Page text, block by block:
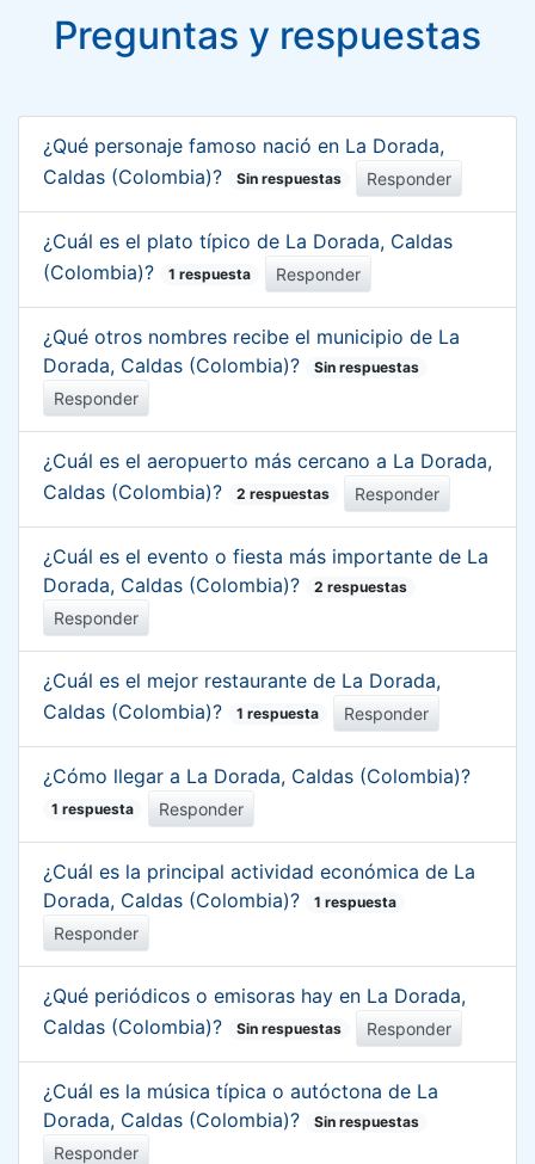
Preguntas y respuestas
¿Qué personaje famoso nació en La Dorada,
Caldas (Colombia)?
Sin respuestas Responder
¿Cuál es el plato típico de La Dorada, Caldas
(Colombia)?
1 respuesta Responder
¿Qué otros nombres recibe el municipio de La
Dorada, Caldas (Colombia)?
Sin respuestas
Responder
¿Cuál es el aeropuerto más cercano a La Dorada,
Caldas (Colombia)?
2 respuestas Responder
¿Cuál es el evento o fiesta más importante de La
Dorada, Caldas (Colombia)?
2 respuestas
Responder
¿Cuál es el mejor restaurante de La Dorada,
Caldas (Colombia)?
1 respuesta Responder
¿Cómo llegar a La Dorada, Caldas (Colombia)?
1 respuesta Responder
¿Cuál es la principal actividad económica de La
Dorada, Caldas (Colombia)?
1 respuesta
Responder
¿Qué periódicos o emisoras hay en La Dorada,
Caldas (Colombia)?
Sin respuestas Responder
¿Cuál es la música típica o autóctona de La
Dorada, Caldas (Colombia)?
Sin respuestas
Responder